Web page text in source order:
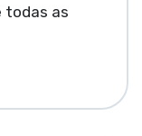
todas as